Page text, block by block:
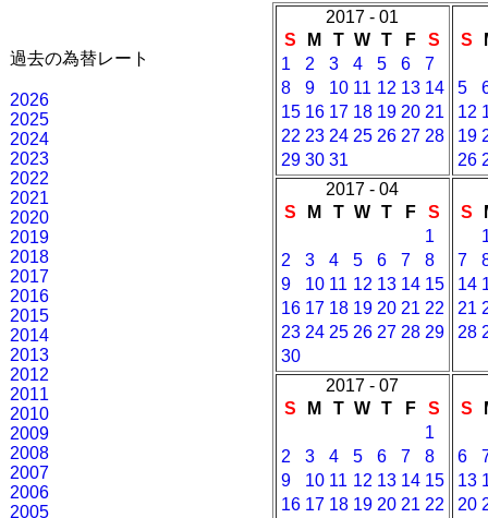
過去の為替レート
2026
2025
2024
2023
2022
2021
2020
2019
2018
2017
2016
2015
2014
2013
2012
2011
2010
2009
2008
2007
2006
2005
2017 - 01
S
M T W T F
S
1
2 3 4 5 6
7
8
9 10 11 12 13 14
15 16 17 18 19 20 21
22 23 24 25 26 27 28
29 30 31
S
5
12
19
26
2017 - 04
S
M T W T F
S
1
2
3 4 5 6 7
8
9
10 11 12 13 14 15
16 17 18 19 20 21 22
23 24 25 26 27 28 29
30
S
7
14
21
28
2017 - 07
S
M T W T F
S
1
2
3 4 5 6 7
8
9
10 11 12 13 14 15
16 17 18 19 20 21 22
S
6
13
20